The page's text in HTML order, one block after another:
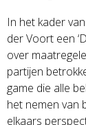
In het kader
der Voort een
over
partijen
game die alle
het nemen van
elkaars